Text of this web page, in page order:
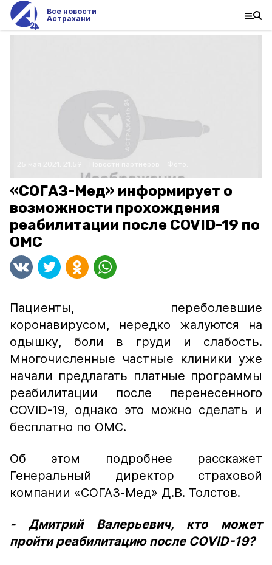
Все новости
Астрахани
«СОГАЗ-Мед» информирует о
возможности прохождения
реабилитации после COVID-19 по
ОМС
Пациенты, переболевшие
коронавирусом, нередко жалуются на
одышку, боли в груди и слабость.
Многочисленные частные клиники уже
начали предлагать платные программы
реабилитации после перенесенного
COVID-19, однако это можно сделать и
бесплатно по ОМС.
Об этом подробнее расскажет
Генеральный директор страховой
компании «СОГАЗ-Мед» Д.В. Толстов.
- Дмитрий Валерьевич, кто может
пройти реабилитацию после COVID-19?